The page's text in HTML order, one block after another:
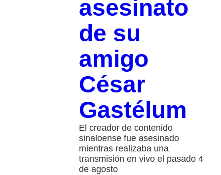
asesinato
de su
amigo
César
Gastélum
El creador de contenido
sinaloense fue asesinado
mientras realizaba una
transmisión en vivo el pasado 4
de agosto